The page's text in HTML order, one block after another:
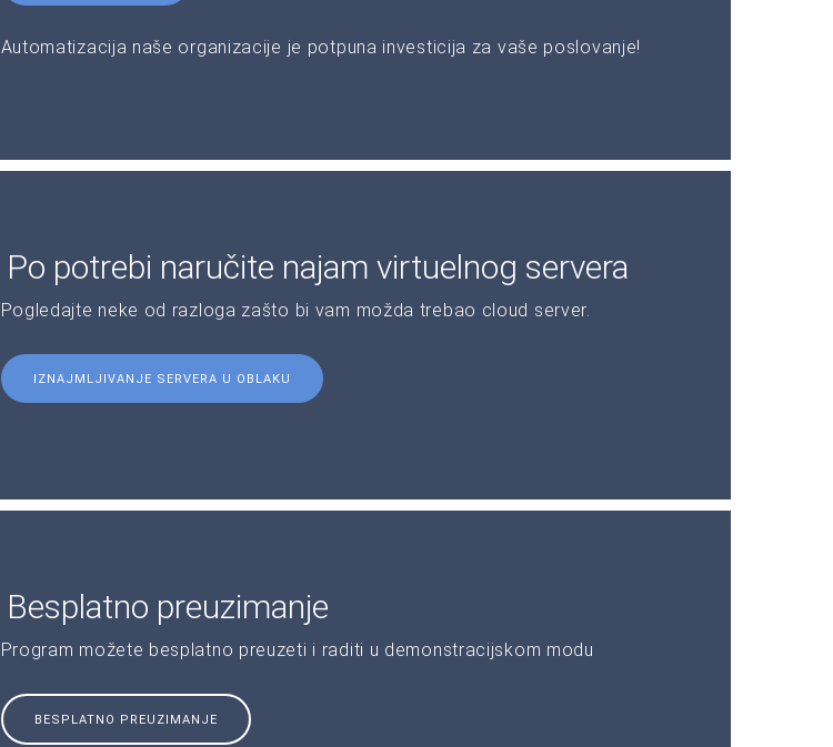
Automatizacija naše organizacije je potpuna investicija za vaše poslovanje!
Po potrebi naručite najam virtuelnog servera
Pogledajte neke od razloga zašto bi vam možda trebao cloud server.
IZNAJMLJIVANJE SERVERA U OBLAKU
Besplatno preuzimanje
Program možete besplatno preuzeti i raditi u demonstracijskom modu
BESPLATNO PREUZIMANJE